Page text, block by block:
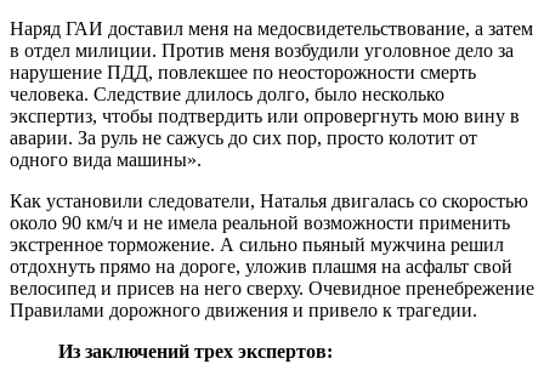
Наряд ГАИ доставил меня на медосвидетельствование, а затем
в отдел милиции. Против меня возбудили уголовное дело за
нарушение ПДД, повлекшее по неосторожности смерть
человека. Следствие длилось долго, было несколько
экспертиз, чтобы подтвердить или опровергнуть мою вину в
аварии. За руль не сажусь до сих пор, просто колотит от
одного вида машины».
Как установили следователи, Наталья двигалась со скоростью
около 90 км/ч и не имела реальной возможности применить
экстренное торможение. А сильно пьяный мужчина решил
отдохнуть прямо на дороге, уложив плашмя на асфальт свой
велосипед и присев на него сверху. Очевидное пренебрежение
Правилами дорожного движения и привело к трагедии.
Из заключений трех экспертов: